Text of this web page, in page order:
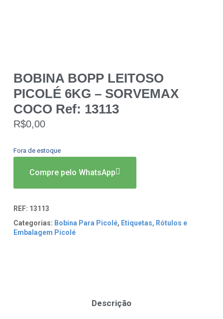
BOBINA BOPP LEITOSO
PICOLÉ 6KG – SORVEMAX
COCO Ref: 13113
R$0,00
Fora de estoque
Compre pelo WhatsApp
REF: 13113
Categorias: Bobina Para Picolé, Etiquetas, Rótulos e
Embalagem Picolé
Descrição